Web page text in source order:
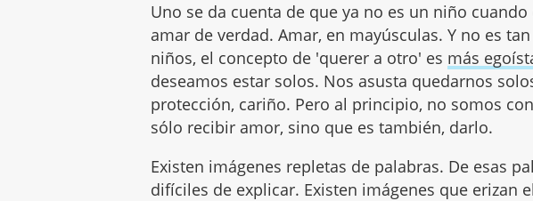
Uno se da cuenta de que ya no es un niño
amar de verdad. Amar, en mayúsculas. Y no es
niños, el concepto de 'querer a otro' es más
deseamos estar solos. Nos asusta quedarnos
protección, cariño. Pero al principio, no somos
sólo recibir amor, sino que es también, darlo.
Existen imágenes repletas de palabras. De esas
difíciles de explicar. Existen imágenes que erizan